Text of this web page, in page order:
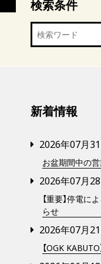
検索条件
新着情報
2026年07月
お盆期間中の営
2026年07月
【重要】停電
らせ
2026年07月
【OGK